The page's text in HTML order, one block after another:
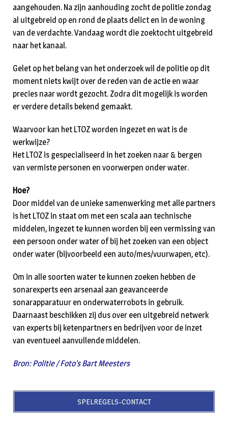
aangehouden. Na zijn aanhouding zocht de politie zondag
al uitgebreid op en rond de plaats delict en in de woning
van de verdachte. Vandaag wordt die zoektocht uitgebreid
naar het kanaal.
Gelet op het belang van het onderzoek wil de politie op dit
moment niets kwijt over de reden van de actie en waar
precies naar wordt gezocht. Zodra dit mogelijk is worden
er verdere details bekend gemaakt.
Waarvoor kan het LTOZ worden ingezet en wat is de
werkwijze?
Het LTOZ is gespecialiseerd in het zoeken naar & bergen
van vermiste personen en voorwerpen onder water.
Hoe?
Door middel van de unieke samenwerking met alle partners
is het LTOZ in staat om met een scala aan technische
middelen, ingezet te kunnen worden bij een vermissing van
een persoon onder water of bij het zoeken van een object
onder water (bijvoorbeeld een auto/mes/vuurwapen, etc).
Om in alle soorten water te kunnen zoeken hebben de
sonarexperts een arsenaal aan geavanceerde
sonarapparatuur en onderwaterrobots in gebruik.
Daarnaast beschikken zij dus over een uitgebreid netwerk
van experts bij ketenpartners en bedrijven voor de inzet
van eventueel aanvullende middelen.
Bron: Politie / Foto’s Bart Meesters
SPELREGELS-CONTACT